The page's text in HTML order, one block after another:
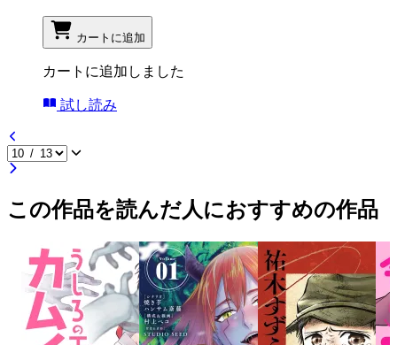
カートに追加
カートに追加しました
試し読み
この作品を読んだ人におすすめの作品